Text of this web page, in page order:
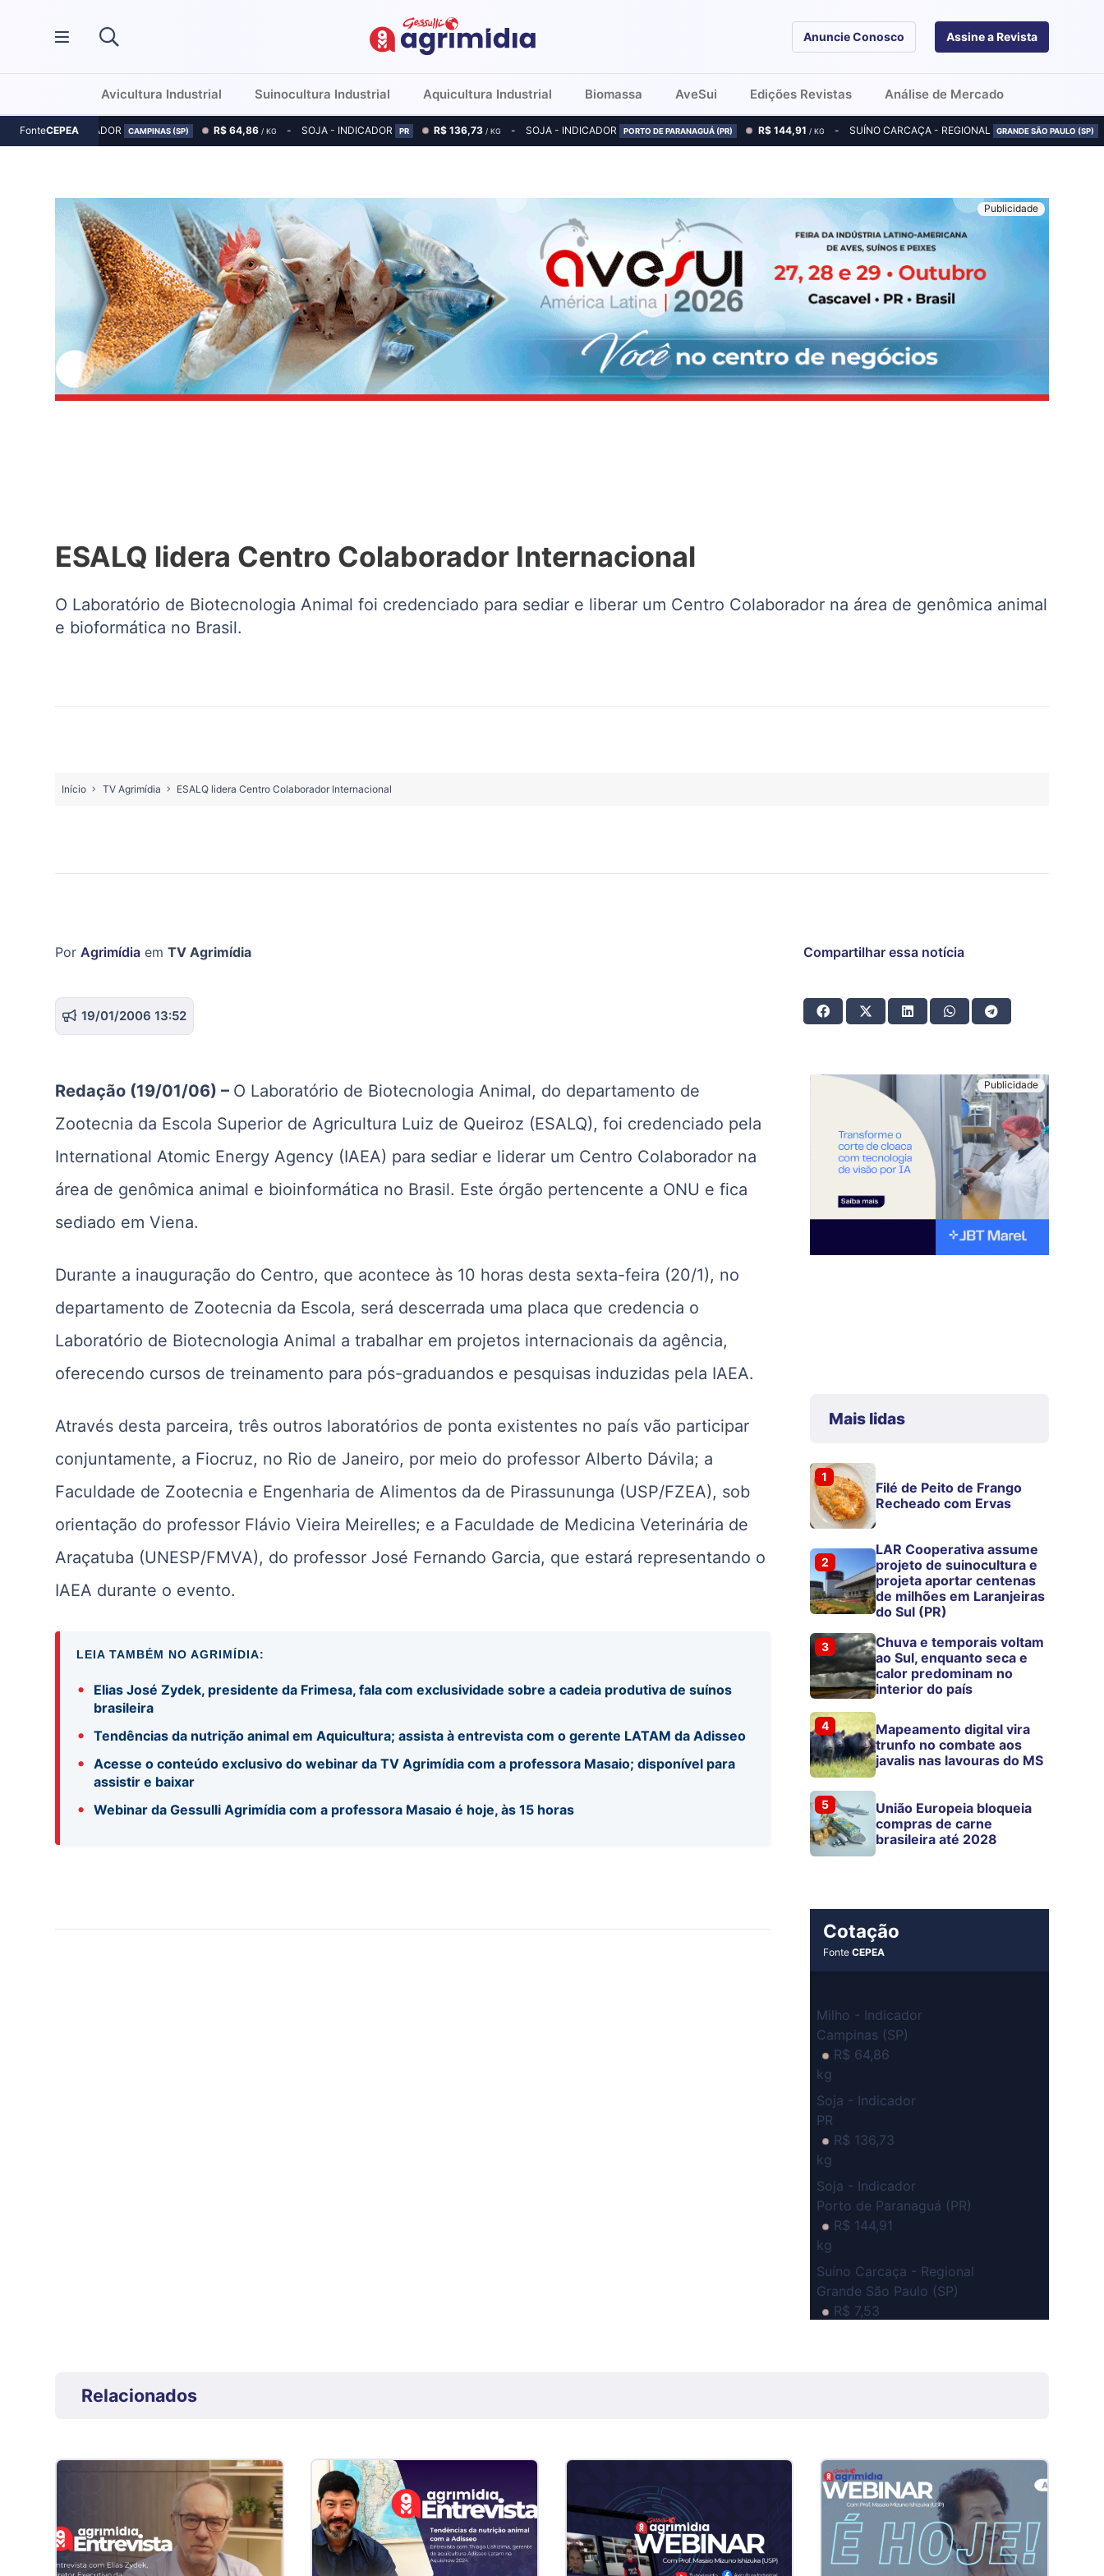
Anuncie Conosco Assine a Revista
Avicultura Industrial Suinocultura Industrial Aquicultura Industrial Biomassa AveSui Edições Revistas Análise de Mercado
FonteCEPEA
MILHO - INDICADOR CAMPINAS (SP) R$ 64,86 / KG SOJA - INDICADOR PR R$ 136,73 / KG SOJA - INDICADOR PORTO DE PARANAGUÁ (PR) R$ 144,91 / KG SUÍNO CARCAÇA - REGIONAL GRANDE SÃO PAULO (SP)
ESALQ lidera Centro Colaborador Internacional
O Laboratório de Biotecnologia Animal foi credenciado para sediar e liberar um Centro Colaborador na área de genômica animal
e bioformática no Brasil.
Início TV Agrimídia ESALQ lidera Centro Colaborador Internacional
Por Agrimídia em TV Agrimídia
19/01/2006 13:52
Compartilhar essa notícia
Redação (19/01/06) – O Laboratório de Biotecnologia Animal, do departamento de
Zootecnia da Escola Superior de Agricultura Luiz de Queiroz (ESALQ), foi credenciado pela
International Atomic Energy Agency (IAEA) para sediar e liderar um Centro Colaborador na
área de genômica animal e bioinformática no Brasil. Este órgão pertencente a ONU e fica
sediado em Viena.
Durante a inauguração do Centro, que acontece às 10 horas desta sexta-feira (20/1), no
departamento de Zootecnia da Escola, será descerrada uma placa que credencia o
Laboratório de Biotecnologia Animal a trabalhar em projetos internacionais da agência,
oferecendo cursos de treinamento para pós-graduandos e pesquisas induzidas pela IAEA.
Através desta parceira, três outros laboratórios de ponta existentes no país vão participar
conjuntamente, a Fiocruz, no Rio de Janeiro, por meio do professor Alberto Dávila; a
Faculdade de Zootecnia e Engenharia de Alimentos da de Pirassununga (USP/FZEA), sob
orientação do professor Flávio Vieira Meirelles; e a Faculdade de Medicina Veterinária de
Araçatuba (UNESP/FMVA), do professor José Fernando Garcia, que estará representando o
IAEA durante o evento.
LEIA TAMBÉM NO AGRIMÍDIA:
•
Elias José Zydek, presidente da Frimesa, fala com exclusividade sobre a cadeia produtiva de suínos
brasileira
• Tendências da nutrição animal em Aquicultura; assista à entrevista com o gerente LATAM da Adisseo
•
Acesse o conteúdo exclusivo do webinar da TV Agrimídia com a professora Masaio; disponível para
assistir e baixar
• Webinar da Gessulli Agrimídia com a professora Masaio é hoje, às 15 horas
Mais lidas
1
Filé de Peito de Frango
Recheado com Ervas
2
LAR Cooperativa assume
projeto de suinocultura e
projeta aportar centenas
de milhões em Laranjeiras
do Sul (PR)
3
Chuva e temporais voltam
ao Sul, enquanto seca e
calor predominam no
interior do país
4
Mapeamento digital vira
trunfo no combate aos
javalis nas lavouras do MS
5
União Europeia bloqueia
compras de carne
brasileira até 2028
Cotação
FonteCEPEA
Milho - Indicador
Campinas (SP)
R$ 64,86
kg
Soja - Indicador
PR
R$ 136,73
kg
Soja - Indicador
Porto de Paranaguá (PR)
R$ 144,91
kg
Suíno Carcaça - Regional
Grande São Paulo (SP)
R$ 7,53
MG
R$ 5,07
kg
Suíno - Estadual
PR
R$ 4,53
Relacionados